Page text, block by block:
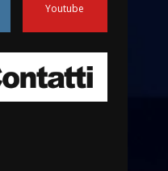
campionato di
06:00
Youtube